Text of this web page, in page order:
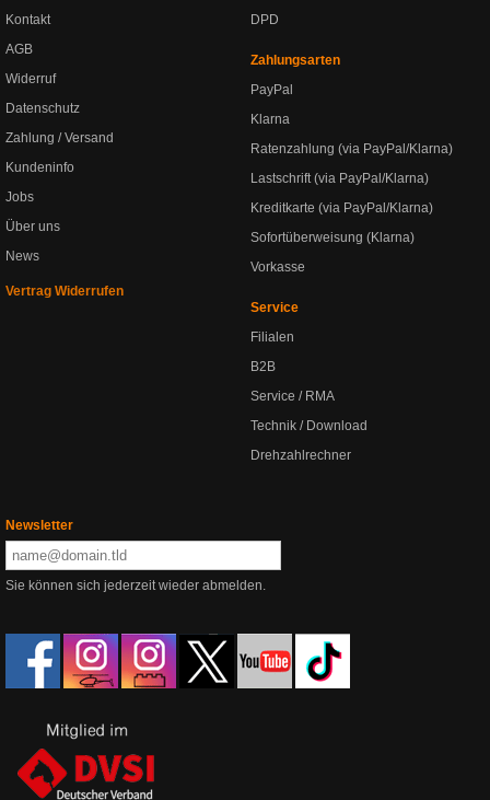
Kontakt
AGB
Widerruf
Datenschutz
Zahlung / Versand
Kundeninfo
Jobs
Über uns
News
Vertrag Widerrufen
DPD
Zahlungsarten
PayPal
Klarna
Ratenzahlung (via PayPal/Klarna)
Lastschrift (via PayPal/Klarna)
Kreditkarte (via PayPal/Klarna)
Sofortüberweisung (Klarna)
Vorkasse
Service
Filialen
B2B
Service / RMA
Technik / Download
Drehzahlrechner
Newsletter
Sie können sich jederzeit wieder abmelden.